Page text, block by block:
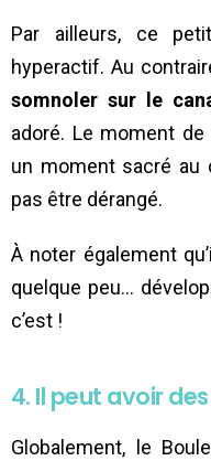
Par ailleurs, ce
hyperactif. Au
somnoler sur le
adoré. Le moment
un moment sacré au
pas être dérangé.
À noter également
quelque peu…
c’est !
4. Il peut avoir
Globalement, le